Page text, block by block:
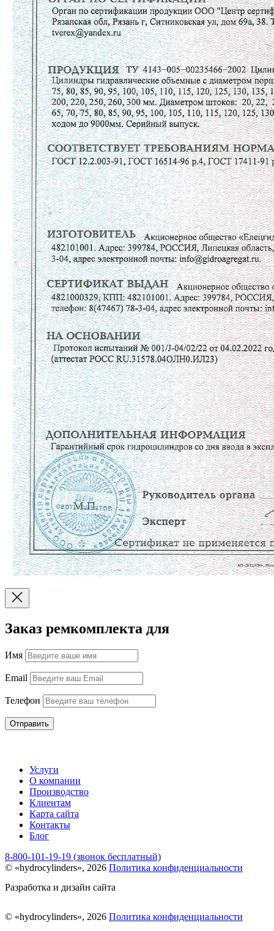
Заказ ремкомплекта для
Имя
Email
Телефон
Отправить
Услуги
О компании
Производство
Клиентам
Карта сайта
Контакты
Блог
8-800-101-19-19 (звонок бесплатный)
© «hydrocylinders», 2026 Политика конфиденциальности
Разработка и дизайн сайта
© «hydrocylinders», 2026 Политика конфиденциальности